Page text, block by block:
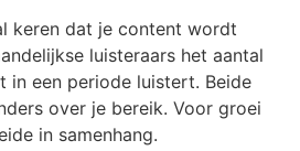
keren dat je content wordt
luisteraars het aantal
in een periode luistert. Beide
over je bereik. Voor groei
in samenhang.